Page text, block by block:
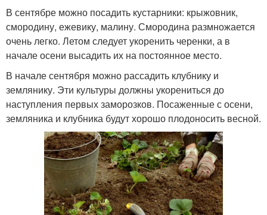
В сентябре можно посадить кустарники: крыжовник,
смородину, ежевику, малину. Смородина размножается
очень легко. Летом следует укоренить черенки, а в
начале осени высадить их на постоянное место.
В начале сентября можно рассадить клубнику и
землянику. Эти культуры должны укорениться до
наступления первых заморозков. Посаженные с осени,
земляника и клубника будут хорошо плодоносить весной.